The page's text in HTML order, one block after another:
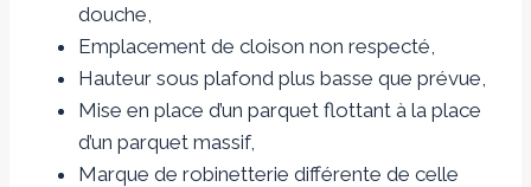
douche,
Emplacement de cloison non respecté,
Hauteur sous plafond plus basse que prévue,
Mise en place d’un parquet flottant à la place
d’un parquet massif,
Marque de robinetterie différente de celle